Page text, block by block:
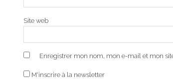
Site web
Enregistrer mon nom, mon e-mail et mon
M'inscrire à la newsletter